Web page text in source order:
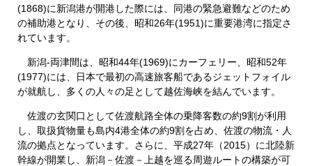
(1868)に新潟港が開港した際には、同港の緊急避難などのため
の補助港となり、その後、昭和26年(1951)に重要港湾に指定さ
れています。
新潟-両津間は、昭和44年(1969)にカーフェリー、昭和52年
(1977)には、日本で最初の高速旅客船であるジェットフォイル
が就航し、多くの人々の足として越佐海峡を結んでいます。
佐渡の玄関口として佐渡航路全体の乗降客数の約9割が利用
し、取扱貨物量も島内4港全体の約9割を占め、佐渡の物流・人
流の拠点となっています。さらに、平成27年（2015）に北陸新
幹線が開業し、新潟－佐渡－上越を巡る周遊ルートの構築が可